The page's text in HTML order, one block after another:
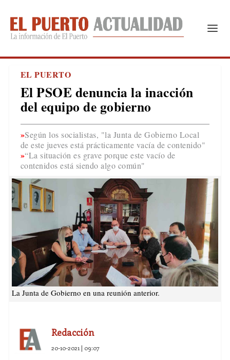
EL PUERTO
El PSOE denuncia la inacción
del equipo de gobierno
Según los socialistas, "la Junta de Gobierno Local
de este jueves está prácticamente vacía de contenido"
“La situación es grave porque este vacío de
contenidos está siendo algo común"
La Junta de Gobierno en una reunión anterior.
Redacción
20-10-2021 | 09:07